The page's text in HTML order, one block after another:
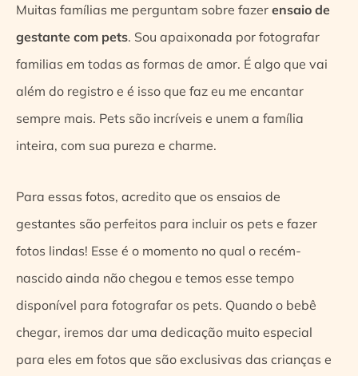
Muitas famílias me perguntam sobre fazer ensaio de
gestante com pets. Sou apaixonada por fotografar
familias em todas as formas de amor. É algo que vai
além do registro e é isso que faz eu me encantar
sempre mais. Pets são incríveis e unem a família
inteira, com sua pureza e charme.
Para essas fotos, acredito que os ensaios de
gestantes são perfeitos para incluir os pets e fazer
fotos lindas! Esse é o momento no qual o recém-
nascido ainda não chegou e temos esse tempo
disponível para fotografar os pets. Quando o bebê
chegar, iremos dar uma dedicação muito especial
para eles em fotos que são exclusivas das crianças e